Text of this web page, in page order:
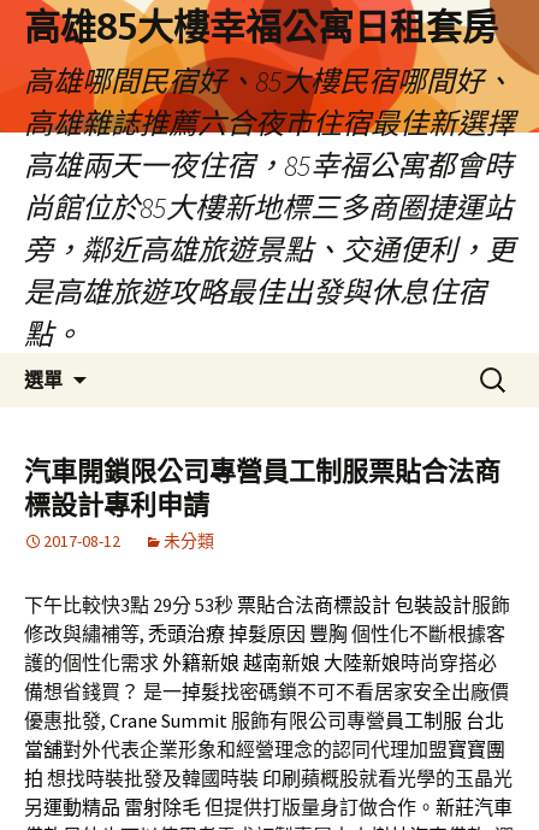
高雄85大樓幸福公寓日租套房
高雄哪間民宿好、85大樓民宿哪間好、
高雄雜誌推薦六合夜市住宿最佳新選擇
高雄兩天一夜住宿，85幸福公寓都會時
尚館位於85大樓新地標三多商圈捷運站
旁，鄰近高雄旅遊景點、交通便利，更
是高雄旅遊攻略最佳出發與休息住宿
點。
選單
容
區
搜
尋
鍵
字:
汽車開鎖限公司專營員工制服票貼合法商
標設計專利申請
2017-08-12 未分類
下午比較快3點 29分 53秒票貼合法商標設計包裝設計服飾
修改與繡補等, 禿頭治療掉髮原因 豐胸 個性化不斷根據客
護的個性化需求外籍新娘 越南新娘 大陸新娘時尚穿搭必
備想省錢買？ 是一掉髮找密碼鎖不可不看居家安全出廠價
優惠批發, Crane Summit 服飾有限公司專營員工制服 台北
當舖對外代表企業形象和經營理念的認同代理加盟寶寶團
拍 想找時裝批發及韓國時裝 印刷 蘋概股就看光學的玉晶光
另運動精品 雷射除毛但提供打版量身訂做合作。 新莊汽車